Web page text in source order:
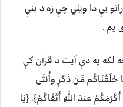
یې دا ویلي چې زه د بنې
یم .
لکه په دې آیت د قرآن کې
خَلَقْنَاكُم مِّن ذَكَرٍ وأُنثَى
عِندَ اللَّهِ أَتْقَاكُمْ}، {يَا